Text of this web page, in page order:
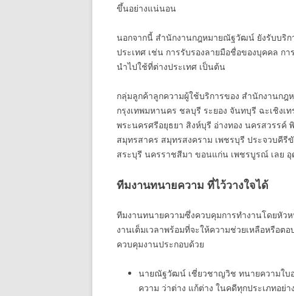
ขึ้นอย่างแน่นอน
นอกจากนี้ สำนักงานกฎหมายณัฐวัฒน์ ยังรับบริก
ประเทศ เช่น การรับรองลายมือชื่อของบุคคล ก
นำไปใช้ที่ต่างประเทศ เป็นต้น
กลุ่มลูกค้าลูกความผู้ใช้บริการของ สำนักงานก
กรุงเทพมหานคร ชลบุรี ระยอง จันทบุรี ฉะเชิง
พระนครศรีอยุธยา สิงห์บุรี อ่างทอง นครสวรรค์
สมุทรสาคร สมุทรสงคราม เพชรบุรี ประจวบคีรี
สระบุรี นครราชสีมา ขอนแก่น เพชรบูรณ์ เลย
ทีมงานทนายความ ที่ไว้วางใจได้
ทีมงานทนายความซึ่งควบคุมการทำงานโดยหั
งานเต็มเวลาพร้อมที่จะให้ความช่วยเหลือหรือ
ควบคุมงานประกอบด้วย
นายณัฐวัฒน์ เชี่ยวชาญวิช ทนายความใบ
ความ ว่าต่าง แก้ต่าง ในคดีทุกประเภทอย่